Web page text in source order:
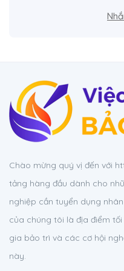
Chào mừng quý vị đến với
tảng hàng đầu dành cho
nghiệp cần tuyển dụng
của chúng tôi là địa điểm
gia bảo trì và các cơ hội
này.